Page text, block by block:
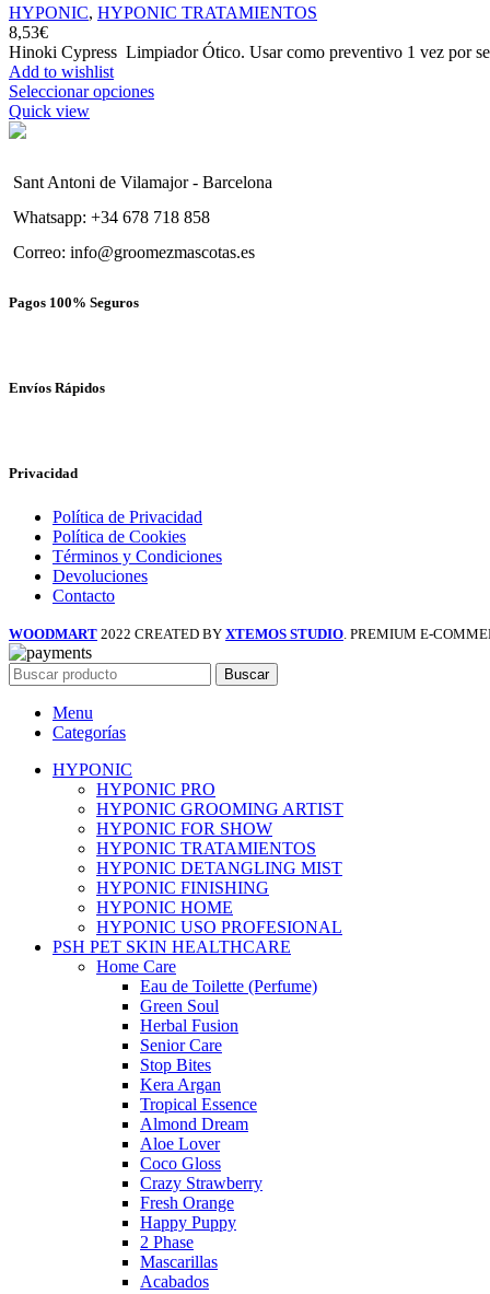
HYPONIC, HYPONIC TRATAMIENTOS
8,53€
Hinoki Cypress Limpiador Ótico. Usar como preventivo 1 vez por
Add to wishlist
Seleccionar opciones
Quick view
Sant Antoni de Vilamajor - Barcelona
Whatsapp: +34 678 718 858
Correo: info@groomezmascotas.es
Pagos 100% Seguros
Envíos Rápidos
Privacidad
Política de Privacidad
Política de Cookies
Términos y Condiciones
Devoluciones
Contacto
WOODMART 2022 CREATED BY XTEMOS STUDIO . PREMIUM E-
Buscar
Menu
Categorías
HYPONIC
HYPONIC PRO
HYPONIC GROOMING ARTIST
HYPONIC FOR SHOW
HYPONIC TRATAMIENTOS
HYPONIC DETANGLING MIST
HYPONIC FINISHING
HYPONIC HOME
HYPONIC USO PROFESIONAL
PSH PET SKIN HEALTHCARE
Home Care
Eau de Toilette (Perfume)
Green Soul
Herbal Fusion
Senior Care
Stop Bites
Kera Argan
Tropical Essence
Almond Dream
Aloe Lover
Coco Gloss
Crazy Strawberry
Fresh Orange
Happy Puppy
2 Phase
Mascarillas
Acabados